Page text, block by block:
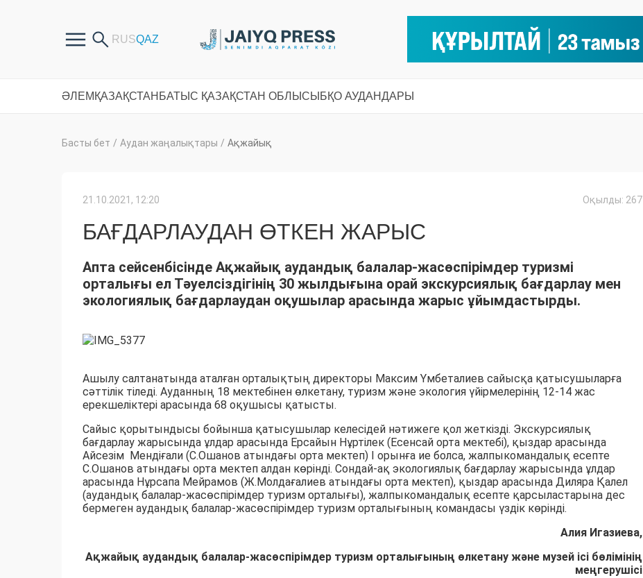
ӘЛЕМ ҚАЗАҚСТАН БАТЫС ҚАЗАҚСТАН ОБЛЫСЫ БҚО АУДАНДАРЫ
Басты бет / Аудан жаңалықтары / Ақжайық
21.10.2021, 12:20 Оқылды: 267
БАҒДАРЛАУДАН ӨТКЕН ЖАРЫС
Апта сейсенбісінде Ақжайық аудандық балалар-жасөспірімдер туризмі
орталығы ел Тәуелсіздігінің 30 жылдығына орай экскурсиялық бағдарлау мен
экологиялық бағдарлаудан оқушылар арасында жарыс ұйымдастырды.
Ашылу салтанатында аталған орталықтың директоры Максим Үмбеталиев сайысқа қатысушыларға
сәттілік тіледі. Ауданның 18 мектебінен өлкетану, туризм және экология үйірмелерінің 12-14 жас
ерекшеліктері арасында 68 оқушысы қатысты.
Сайыс қорытындысы бойынша қатысушылар келесідей нәтижеге қол жеткізді. Экскурсиялық
бағдарлау жарысында ұлдар арасында Ерсайын Нұртілек (Есенсай орта мектебі), қыздар арасында
Айсезім Мендіғали (С.Ошанов атындағы орта мектеп) І орынға ие болса, жалпыкомандалық есепте
С.Ошанов атындағы орта мектеп алдан көрінді. Сондай-ақ экологиялық бағдарлау жарысында ұлдар
арасында Нұрсапа Мейрамов (Ж.Молдағалиев атындағы орта мектеп), қыздар арасында Диляра Қалел
(аудандық балалар-жасөспірімдер туризм орталығы), жалпыкомандалық есепте қарсыластарына дес
бермеген аудандық балалар-жасөспірімдер туризм орталығының командасы үздік көрінді.
Алия Игазиева,
Ақжайық аудандық балалар-жасөспірімдер туризм орталығының өлкетану және музей ісі бөлімінің
меңгерушісі